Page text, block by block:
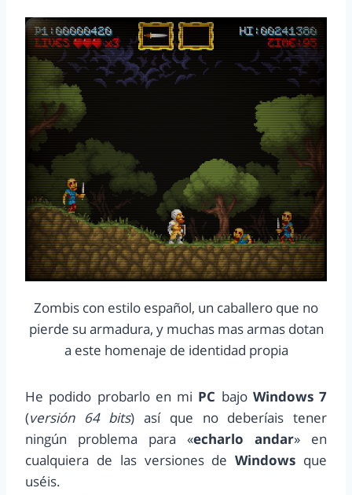
Zombis con estilo español, un caballero que no
pierde su armadura, y muchas mas armas dotan
a este homenaje de identidad propia
He podido probarlo en mi PC bajo Windows 7
(versión 64 bits) así que no deberíais tener
ningún problema para «echarlo andar» en
cualquiera de las versiones deWindows que
uséis.